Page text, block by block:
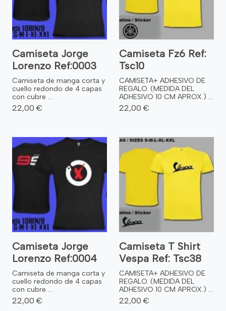
Camiseta Jorge
Lorenzo Ref:0003
Camiseta de manga corta y
cuello redondo de 4 capas
con cubre ...
22,00 €
Camiseta Fz6 Ref:
Tsc10
CAMISETA+ ADHESIVO DE
REGALO. (MEDIDA DEL
ADHESIVO 10 CM APROX.) ...
22,00 €
Camiseta Jorge
Lorenzo Ref:0004
Camiseta de manga corta y
cuello redondo de 4 capas
con cubre ...
22,00 €
Camiseta T Shirt
Vespa Ref: Tsc38
CAMISETA+ ADHESIVO DE
REGALO. (MEDIDA DEL
ADHESIVO 10 CM APROX.) ...
22,00 €